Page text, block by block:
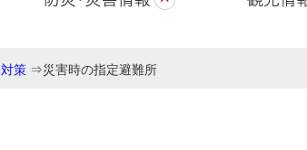
策 ⇒災害時の指定避難所